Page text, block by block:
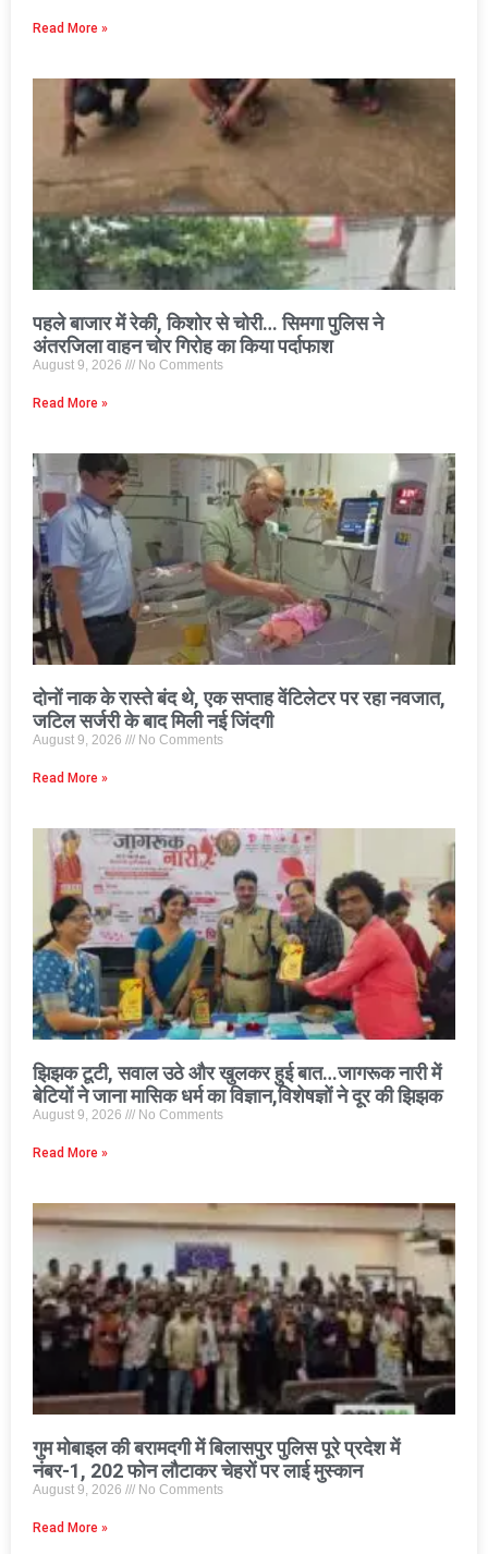
Read More »
पहले बाजार में रेकी, किशोर से चोरी… सिमगा पुलिस ने
अंतरजिला वाहन चोर गिरोह का किया पर्दाफाश
August 9, 2026 No Comments
Read More »
दोनों नाक के रास्ते बंद थे, एक सप्ताह वेंटिलेटर पर रहा नवजात,
जटिल सर्जरी के बाद मिली नई जिंदगी
August 9, 2026 No Comments
Read More »
झिझक टूटी, सवाल उठे और खुलकर हुई बात…जागरूक नारी में
बेटियों ने जाना मासिक धर्म का विज्ञान,विशेषज्ञों ने दूर की झिझक
August 9, 2026 No Comments
Read More »
गुम मोबाइल की बरामदगी में बिलासपुर पुलिस पूरे प्रदेश में
नंबर-1, 202 फोन लौटाकर चेहरों पर लाई मुस्कान
August 9, 2026 No Comments
Read More »